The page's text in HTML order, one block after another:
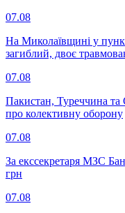
07.08
На Миколаївщині у
загиблий, двоє
07.08
Пакистан, Туреччина та
про колективну оборону
07.08
За екссекретаря МЗС
грн
07.08